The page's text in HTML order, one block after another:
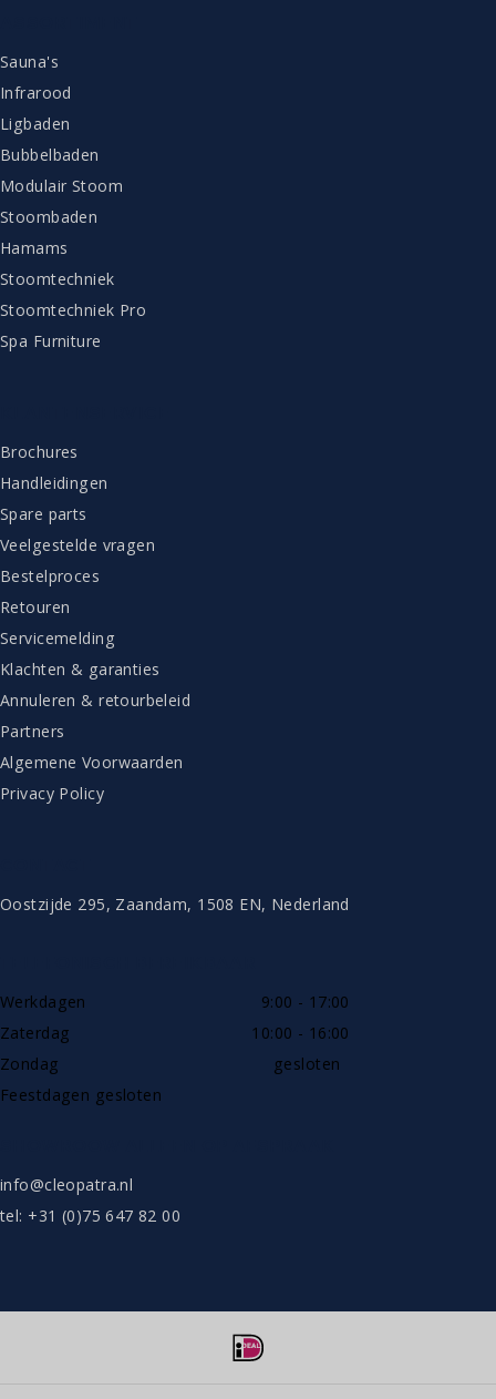
Sauna's
Infrarood
Ligbaden
Bubbelbaden
Modulair Stoom
Stoombaden
Hamams
Stoomtechniek
Stoomtechniek Pro
Spa Furniture
Brochures
Handleidingen
Spare parts
Veelgestelde vragen
Bestelproces
Retouren
Servicemelding
Klachten & garanties
Annuleren & retourbeleid
Partners
Algemene Voorwaarden
Privacy Policy
Oostzijde 295, Zaandam, 1508 EN, Nederland
Werkdagen
9:00 - 17:00
Zaterdag
10:00 - 16:00
Zondag
gesloten
Feestdagen gesloten
info@cleopatra.nl
tel: +31 (0)75 647 82 00